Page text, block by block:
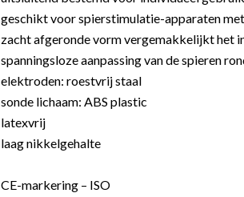
geschikt voor spierstimulatie-apparaten
zacht afgeronde vorm vergemakkelijkt het
spanningsloze aanpassing van de spieren
elektroden: roestvrij staal
sonde lichaam: ABS plastic
latexvrij
laag nikkelgehalte
CE-markering – ISO